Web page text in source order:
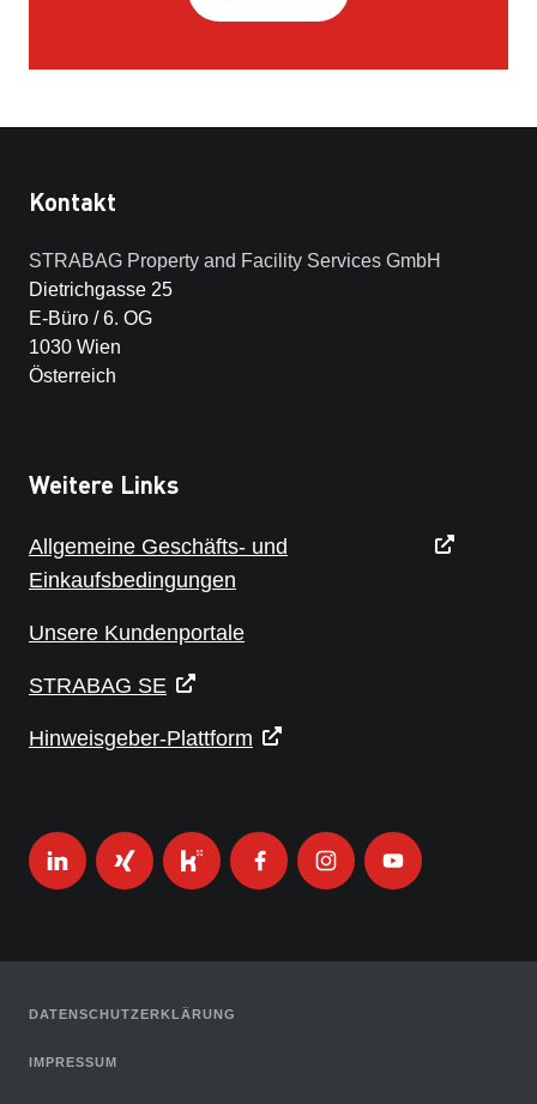
Kontakt
STRABAG Property and Facility Services GmbH
Dietrichgasse 25
E-Büro / 6. OG
1030 Wien
Österreich
Weitere Links
Allgemeine Geschäfts- und
Einkaufsbedingungen
Unsere Kundenportale
STRABAG SE
Hinweisgeber-Plattform
DATENSCHUTZERKLÄRUNG
IMPRESSUM